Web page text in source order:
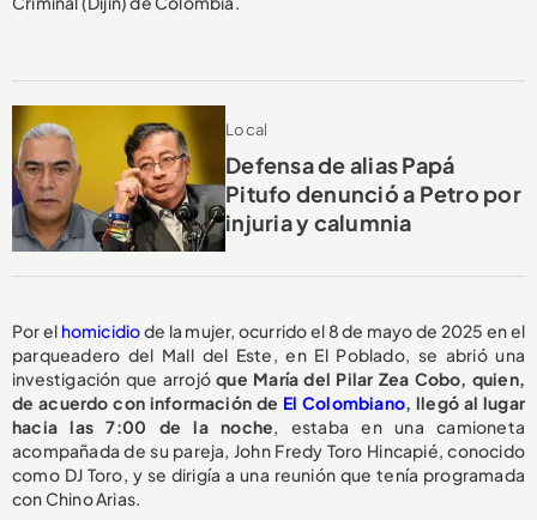
Local
Defensa de alias Papá
Pitufo denunció a Petro por
injuria y calumnia
Por el homicidiode la mujer, ocurrido el 8 de mayo de 2025 en el
parqueadero del Mall del Este, en El Poblado, se abrió una
investigación que arrojóque María del Pilar Zea Cobo, quien,
de acuerdo con información de El Colombiano, llegó al lugar
hacia las 7:00 de la noche, estaba en una camioneta
acompañada de su pareja, John Fredy Toro Hincapié, conocido
como DJ Toro, y se dirigía a una reunión que tenía programada
con Chino Arias.